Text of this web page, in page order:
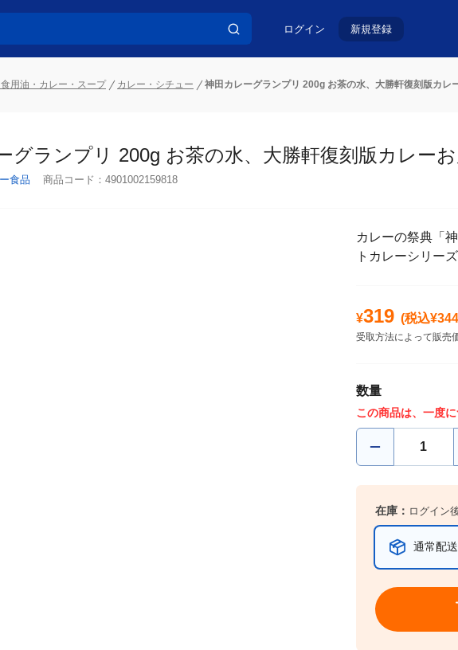
ログイン 新規登録
用油・カレー・スープ カレー・シチュー 神田カレーグランプリ 200g お茶の水、大勝軒復刻版カレ
グランプリ 200g お茶の水、大勝軒復刻版カレーお
食品 商品コード： 4901002159818
カレーの祭典「
トカレーシリーズ
¥319 (税込¥344
受取方法によって販売
数量
この商品は、一度
在庫： ログイン
通常配